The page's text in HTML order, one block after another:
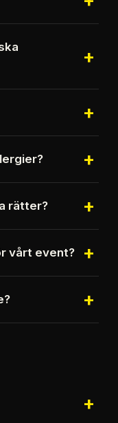
Tacos,
+
+
+
rätter? +
eller Bao Buns,
vårt event? +
+
+